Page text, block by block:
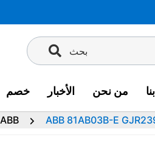
بحث
خصم الأخبار من نحن
ABB ABB 81AB03B-E